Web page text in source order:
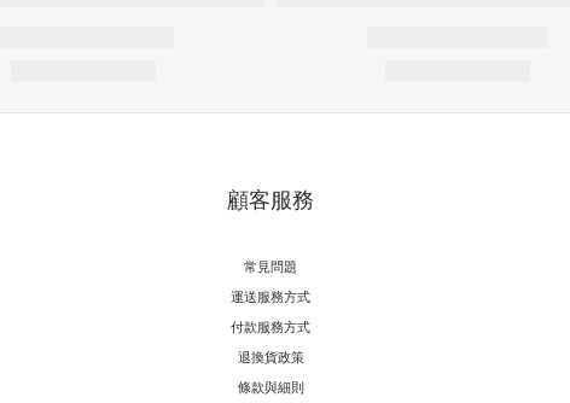
顧客服務
常見問題
運送服務方式
付款服務方式
退換貨政策
條款與細則